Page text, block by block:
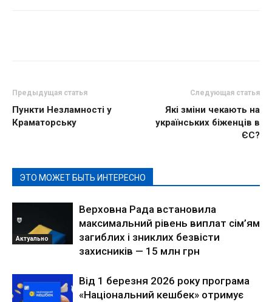
Предыдущая статья
Пункти Незламності у
Краматорську
Следующая статья
Які зміни чекають на
українських біженців в
ЄС?
ЭТО МОЖЕТ БЫТЬ ИНТЕРЕСНО
Актуально
Верховна Рада встановила
максимальний рівень виплат сім’ям
загиблих і зниклих безвісти
захисників — 15 млн грн
Від 1 березня 2026 року програма
«Національний кешбек» отримує